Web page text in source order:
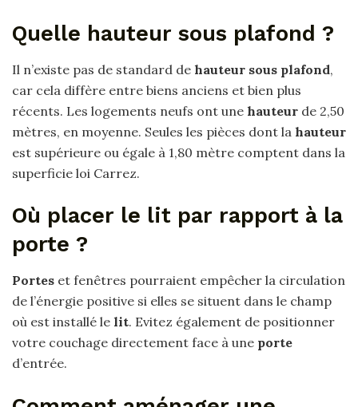
Quelle hauteur sous plafond ?
Il n’existe pas de standard de hauteur sous plafond,
car cela diffère entre biens anciens et bien plus
récents. Les logements neufs ont une hauteur de 2,50
mètres, en moyenne. Seules les pièces dont la hauteur
est supérieure ou égale à 1,80 mètre comptent dans la
superficie loi Carrez.
Où placer le lit par rapport à la
porte ?
Portes et fenêtres pourraient empêcher la circulation
de l’énergie positive si elles se situent dans le champ
où est installé le lit. Evitez également de positionner
votre couchage directement face à une porte
d’entrée.